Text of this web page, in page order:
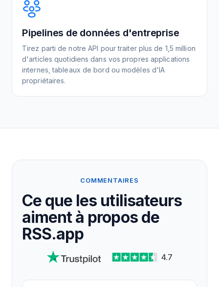
Pipelines de données d'entreprise
Tirez parti de notre API pour traiter plus de 1,5 million
d'articles quotidiens dans vos propres applications
internes, tableaux de bord ou modèles d'IA
propriétaires.
COMMENTAIRES
Ce que les utilisateurs
aiment à propos de
RSS.app
4.7